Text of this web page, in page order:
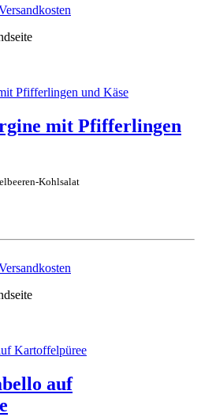
mit Pfifferlingen
Kohlsalat
auf